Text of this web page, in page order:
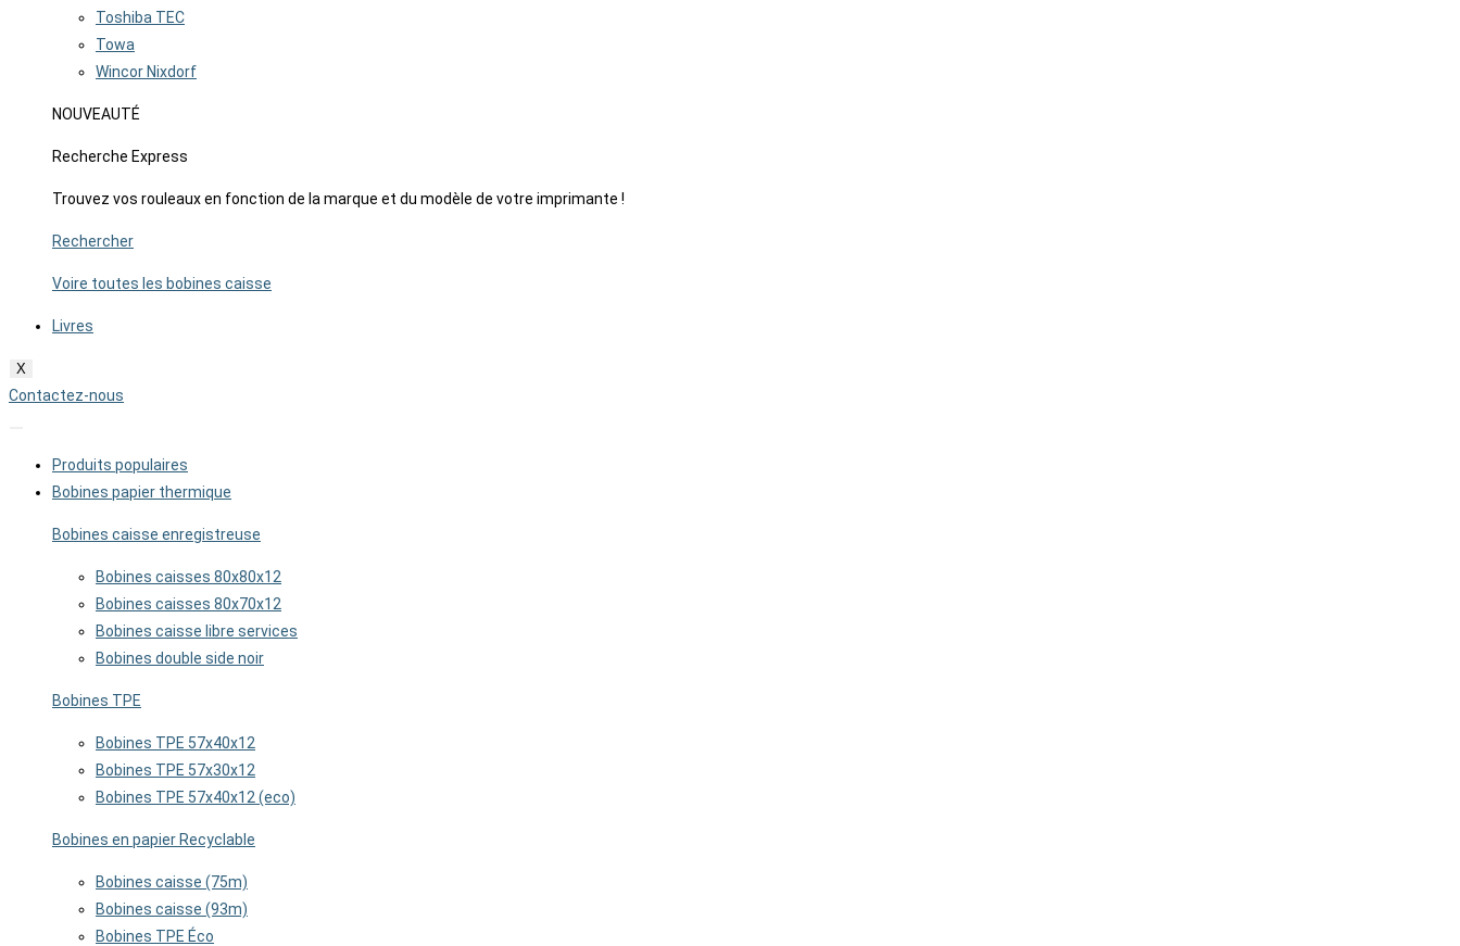
Toshiba TEC
Towa
Wincor Nixdorf
NOUVEAUTÉ
Recherche Express
Trouvez vos rouleaux en fonction de la marque et du modèle de votre imprimante !
Rechercher
Voire toutes les bobines caisse
Livres
X
Contactez-nous
Produits populaires
Bobines papier thermique
Bobines caisse enregistreuse
Bobines caisses 80x80x12
Bobines caisses 80x70x12
Bobines caisse libre services
Bobines double side noir
Bobines TPE
Bobines TPE 57x40x12
Bobines TPE 57x30x12
Bobines TPE 57x40x12 (eco)
Bobines en papier Recyclable
Bobines caisse (75m)
Bobines caisse (93m)
Bobines TPE Éco